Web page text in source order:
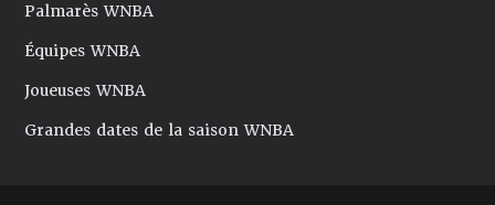
Palmarès WNBA
Équipes WNBA
Joueuses WNBA
Grandes dates de la saison WNBA